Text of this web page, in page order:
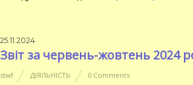
25.11.2024
Звіт за червень-жовтень 2024
stwf ДІЯЛЬНІСТЬ 0 Comments